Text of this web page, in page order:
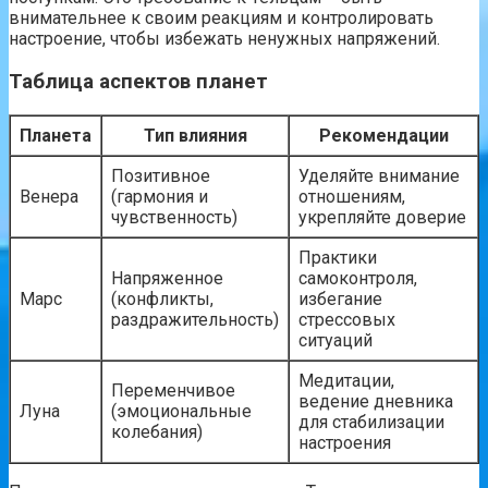
внимательнее к своим реакциям и контролировать
настроение, чтобы избежать ненужных напряжений.
Таблица аспектов планет
Планета Тип влияния Рекомендации
Венера
Позитивное
(гармония и
чувственность)
Уделяйте внимание
отношениям,
укрепляйте доверие
Марс
Напряженное
(конфликты,
раздражительность)
Практики
самоконтроля,
избегание
стрессовых
ситуаций
Луна
Переменчивое
(эмоциональные
колебания)
Медитации,
ведение дневника
для стабилизации
настроения